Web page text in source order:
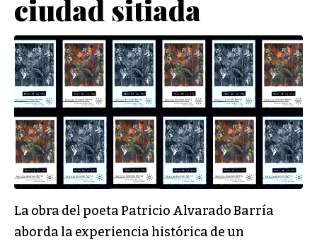
ciudad sitiada
La obra del poeta Patricio Alvarado Barría
aborda la experiencia histórica de un